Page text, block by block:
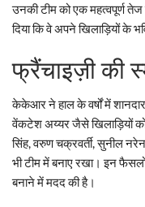
उनकी टीम को एक महत्वपूर्ण तेज
दिया कि वे अपने खिलाड़ियों के
फ्रैंचाइज़ी की
केकेआर ने हाल के वर्षों में
वेंकटेश अय्यर जैसे खिलाड़ियों को
सिंह, वरुण चक्रवर्ती, सुनील
भी टीम में बनाए रखा। इन
बनाने में मदद की है।